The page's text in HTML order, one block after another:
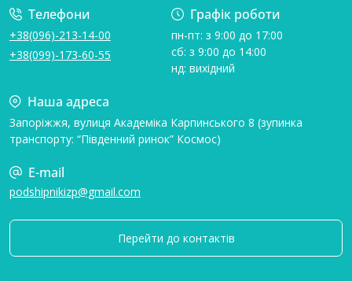
Телефони
+38(096)-213-14-00
+38(099)-173-60-55
Графік роботи
пн-пт: з 9:00 до 17:00
сб: з 9:00 до 14:00
нд: вихідний
Наша адреса
Запоріжжя, вулиця Академіка Карпинського 8 (зупинка
транспорту: “Південний ринок” Космос)
E-mail
podshipnikizp@gmail.com
Перейти до контактів